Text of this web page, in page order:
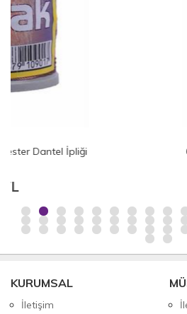
604 No Leylak 20 gr.
KURUMSAL
İletişim